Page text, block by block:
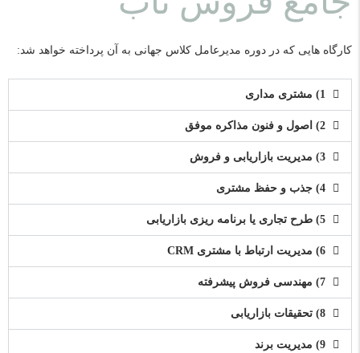
کارگاه هایی که در دوره مدیرعامل کلاس جهانی به آن پرداخته خواهد شد:
1) مشتری مداری
2) اصول و فنون مذاکره موفق
3) مدیریت بازاریابی و فروش
4) جذب و حفظ مشتری
5) طرح تجاری یا برنامه ریزی بازاریابی
6) مدیریت ارتباط با مشتری CRM
7) مهندسی فروش پیشرفته
8) تحقیقات بازاریابی
9) مدیریت برند